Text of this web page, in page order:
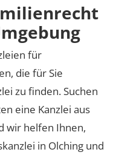
für
die für Sie
zu finden. Suchen
eine Kanzlei aus
wir helfen Ihnen,
in Olching und